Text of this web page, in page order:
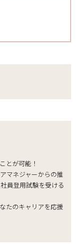
とが可能！
マネジャーからの推
員登用試験を受ける
たのキャリアを応援